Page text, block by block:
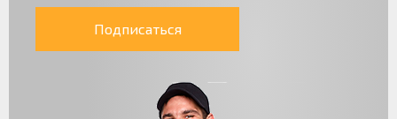
Подписаться